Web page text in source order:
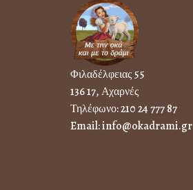
Φιλαδέλφειας 55
136 17, Αχαρνές
Τηλέφωνο:210 24 777 87
Email:info@okadrami.gr